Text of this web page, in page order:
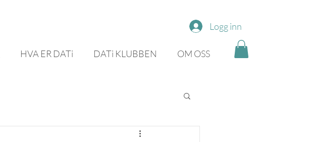
Logg inn
HVA ER DATi DATi KLUBBEN OM OSS